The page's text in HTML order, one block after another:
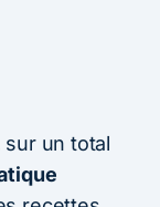
sur un total